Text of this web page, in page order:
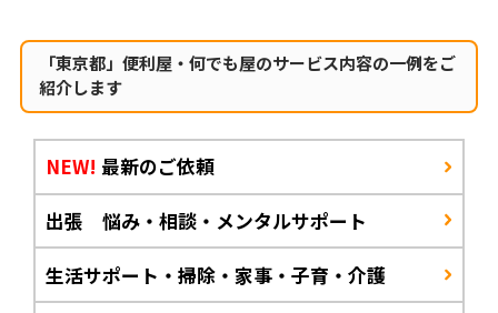
「東京都」便利屋・何でも屋のサービス内容の一例をご
紹介します
NEW! 最新のご依頼
出張 悩み・相談・メンタルサポート
生活サポート・掃除・家事・子育・介護